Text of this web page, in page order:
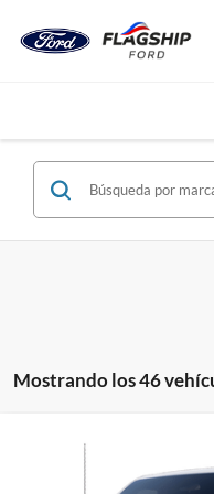
Mostrando los 46
Ford Transit Cargo
Comparar vehículo